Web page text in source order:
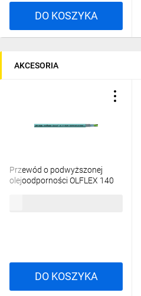
DO KOSZYKA
AKCESORIA
Przewód o podwyższonej
olejoodporności OLFLEX 140
DO KOSZYKA